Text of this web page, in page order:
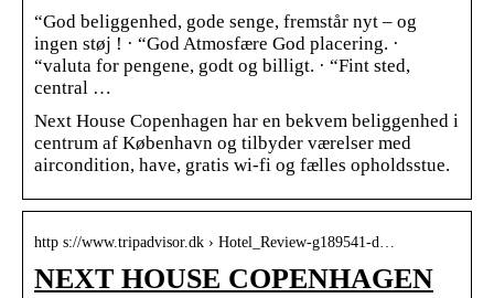
“God beliggenhed, gode senge, fremstår nyt – og
ingen støj ! · “God Atmosfære God placering. ·
“valuta for pengene, godt og billigt. · “Fint sted,
central …
Next House Copenhagen har en bekvem beliggenhed i
centrum af København og tilbyder værelser med
aircondition, have, gratis wi-fi og fælles opholdsstue.
http s://www.tripadvisor.dk › Hotel_Review-g189541-d…
NEXT HOUSE COPENHAGEN